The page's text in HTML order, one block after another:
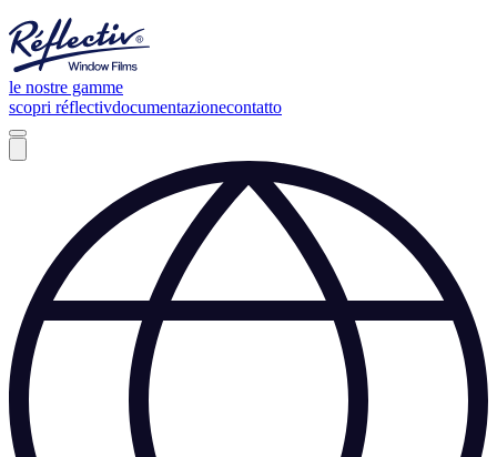
le nostre gamme
scopri réflectivdocumentazionecontatto